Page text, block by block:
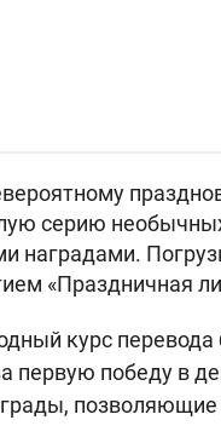
серию
наградами.
«Праздничная
курс
первую победу в
позволяющие